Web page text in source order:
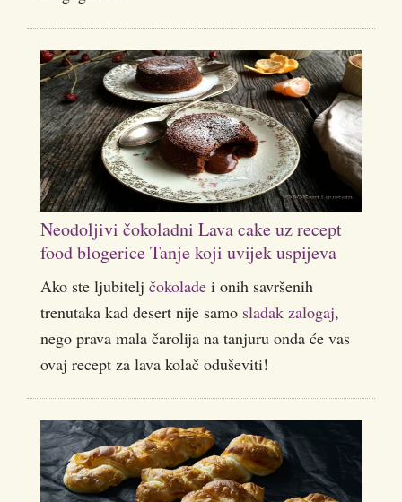
Neodoljivi čokoladni Lava cake uz recept
food blogerice Tanje koji uvijek uspijeva
Ako ste ljubitelj čokolade i onih savršenih
trenutaka kad desert nije samo sladak zalogaj,
nego prava mala čarolija na tanjuru onda će vas
ovaj recept za lava kolač oduševiti!